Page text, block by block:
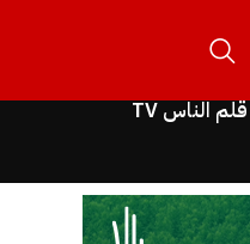
قلم الناس TV